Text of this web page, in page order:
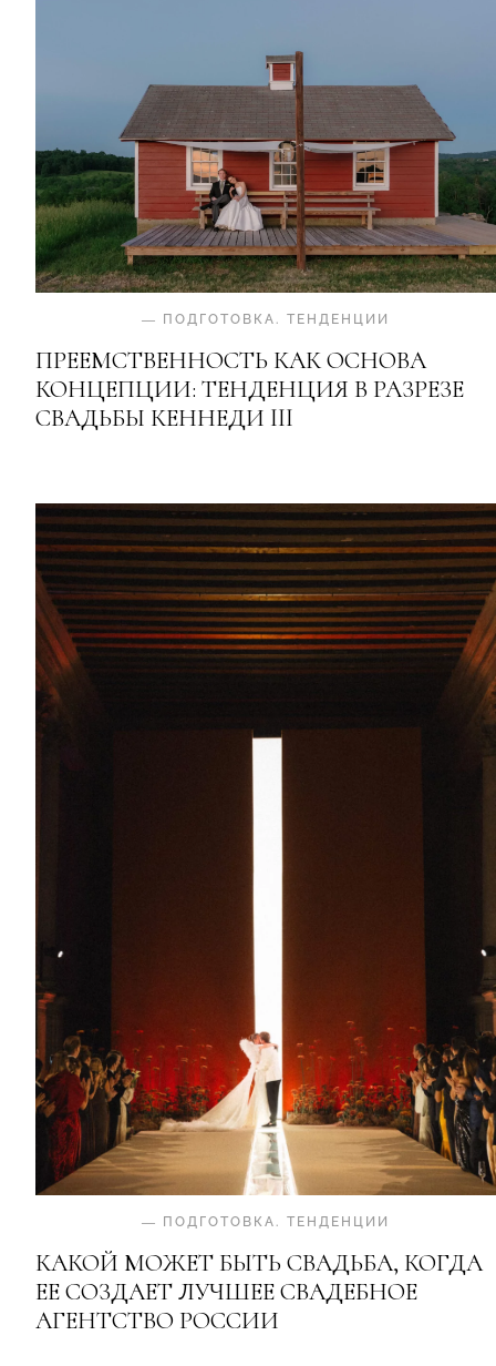
— ПОДГОТОВКА. ТЕНДЕНЦИИ
ПРЕЕМСТВЕННОСТЬ КАК ОСНОВА
КОНЦЕПЦИИ: ТЕНДЕНЦИЯ В РАЗРЕЗЕ
СВАДЬБЫ КЕННЕДИ III
— ПОДГОТОВКА. ТЕНДЕНЦИИ
КАКОЙ МОЖЕТ БЫТЬ СВАДЬБА, КОГДА
ЕЕ СОЗДАЕТ ЛУЧШЕЕ СВАДЕБНОЕ
АГЕНТСТВО РОССИИ